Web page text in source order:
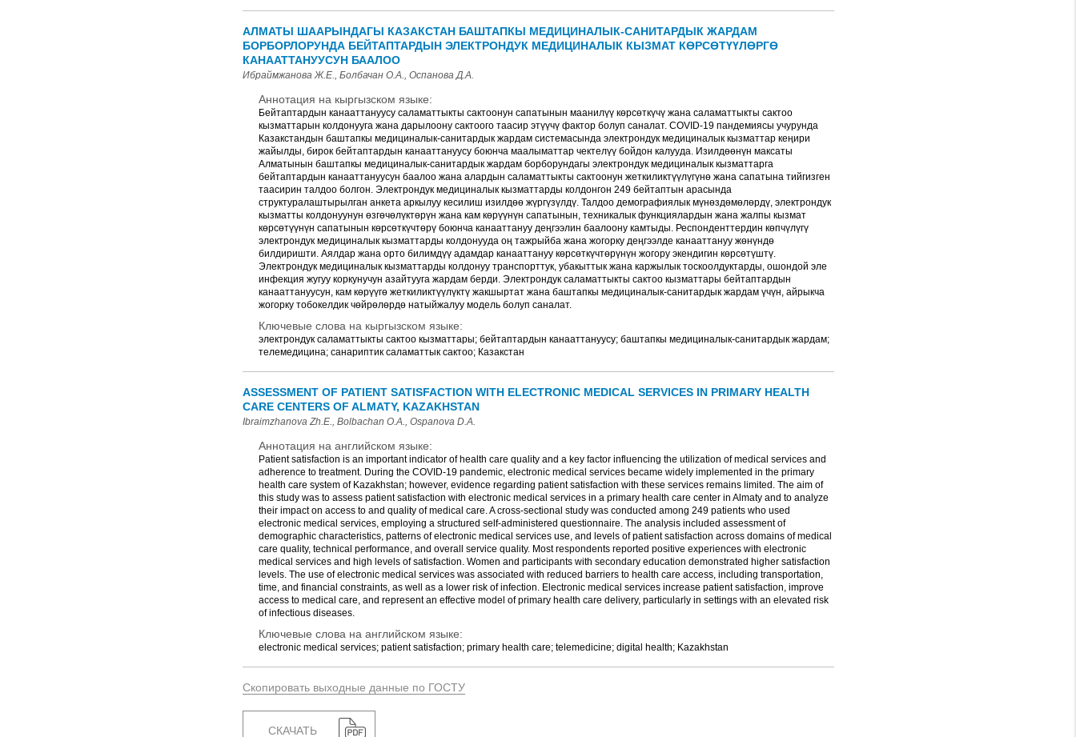
АЛМАТЫ ШААРЫНДАГЫ КАЗАКСТАН БАШТАПКЫ МЕДИЦИНАЛЫК-САНИТАРДЫК ЖАРДАМ
БОРБОРЛОРУНДА БЕЙТАПТАРДЫН ЭЛЕКТРОНДУК МЕДИЦИНАЛЫК КЫЗМАТ КӨРСӨТҮҮЛӨРГӨ
КАНААТТАНУУСУН БААЛОО
Ибраймжанова Ж.Е., Болбачан О.А., Оспанова Д.А.
Аннотация на кыргызском языке:
Бейтаптардын канааттануусу саламаттыкты сактоонун сапатынын маанилүү көрсөткүчү жана саламаттыкты сактоо
кызматтарын колдонууга жана дарылоону сактоого таасир этүүчү фактор болуп саналат. COVID-19 пандемиясы учурунда
Казакстандын баштапкы медициналык-санитардык жардам системасында электрондук медициналык кызматтар кеңири
жайылды, бирок бейтаптардын канааттануусу боюнча маалыматтар чектелүү бойдон калууда. Изилдөөнүн максаты
Алматынын баштапкы медициналык-санитардык жардам борборундагы электрондук медициналык кызматтарга
бейтаптардын канааттануусун баалоо жана алардын саламаттыкты сактоонун жеткиликтүүлүгүнө жана сапатына тийгизген
таасирин талдоо болгон. Электрондук медициналык кызматтарды колдонгон 249 бейтаптын арасында
структуралаштырылган анкета аркылуу кесилиш изилдөө жүргүзүлдү. Талдоо демографиялык мүнөздөмөлөрдү, электрондук
кызматты колдонуунун өзгөчөлүктөрүн жана кам көрүүнүн сапатынын, техникалык функциялардын жана жалпы кызмат
көрсөтүүнүн сапатынын көрсөткүчтөрү боюнча канааттануу деңгээлин баалоону камтыды. Респонденттердин көпчүлүгү
электрондук медициналык кызматтарды колдонууда оң тажрыйба жана жогорку деңгээлде канааттануу жөнүндө
билдиришти. Аялдар жана орто билимдүү адамдар канааттануу көрсөткүчтөрүнүн жогору экендигин көрсөтүштү.
Электрондук медициналык кызматтарды колдонуу транспорттук, убакыттык жана каржылык тоскоолдуктарды, ошондой эле
инфекция жугуу коркунучун азайтууга жардам берди. Электрондук саламаттыкты сактоо кызматтары бейтаптардын
канааттануусун, кам көрүүгө жеткиликтүүлүктү жакшыртат жана баштапкы медициналык-санитардык жардам үчүн, айрыкча
жогорку тобокелдик чөйрөлөрдө натыйжалуу модель болуп саналат.
Ключевые слова на кыргызском языке:
электрондук саламаттыкты сактоо кызматтары; бейтаптардын канааттануусу; баштапкы медициналык-санитардык жардам;
телемедицина; санариптик саламаттык сактоо; Казакстан
ASSESSMENT OF PATIENT SATISFACTION WITH ELECTRONIC MEDICAL SERVICES IN PRIMARY HEALTH
CARE CENTERS OF ALMATY, KAZAKHSTAN
Ibraimzhanova Zh.E., Bolbachan O.A., Ospanova D.A.
Аннотация на английском языке:
Patient satisfaction is an important indicator of health care quality and a key factor influencing the utilization of medical services and
adherence to treatment. During the COVID-19 pandemic, electronic medical services became widely implemented in the primary
health care system of Kazakhstan; however, evidence regarding patient satisfaction with these services remains limited. The aim of
this study was to assess patient satisfaction with electronic medical services in a primary health care center in Almaty and to analyze
their impact on access to and quality of medical care. A cross-sectional study was conducted among 249 patients who used
electronic medical services, employing a structured self-administered questionnaire. The analysis included assessment of
demographic characteristics, patterns of electronic medical services use, and levels of patient satisfaction across domains of medical
care quality, technical performance, and overall service quality. Most respondents reported positive experiences with electronic
medical services and high levels of satisfaction. Women and participants with secondary education demonstrated higher satisfaction
levels. The use of electronic medical services was associated with reduced barriers to health care access, including transportation,
time, and financial constraints, as well as a lower risk of infection. Electronic medical services increase patient satisfaction, improve
access to medical care, and represent an effective model of primary health care delivery, particularly in settings with an elevated risk
of infectious diseases.
Ключевые слова на английском языке:
electronic medical services; patient satisfaction; primary health care; telemedicine; digital health; Kazakhstan
Скопировать выходные данные по ГОСТУ
СКАЧАТЬ